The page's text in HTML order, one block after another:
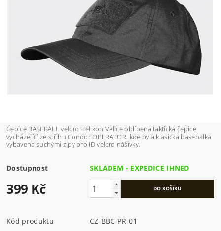
Čepice BASEBALL velcro Helikon Velice oblíbená taktická čepice
vycházející ze střihu Condor OPERATOR, kde byla klasická basebalka
vybavena suchými zipy pro ID velcro nášivky.
Dostupnost SKLADEM - EXPEDICE IHNED
399 Kč
Kód produktu
CZ-BBC-PR-01